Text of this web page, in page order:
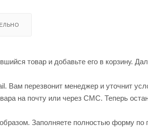
товар и добавьте его в корзину.
перезвонит менеджер и уточнит
на почту или через СМС. Теперь
Заполняете полностью форму по